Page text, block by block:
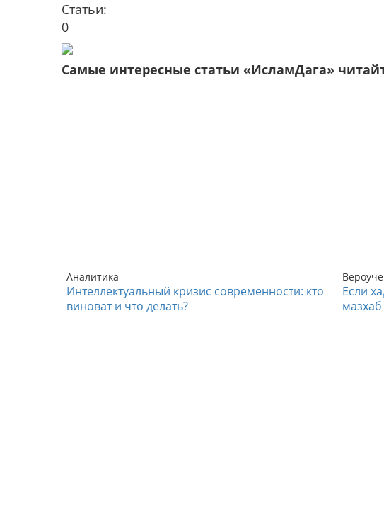
Статьи:
0
Самые интересные статьи «ИсламДага»
Аналитика
Интеллектуальный кризис современности: кто
виноват и что делать?
Если
мазхаб